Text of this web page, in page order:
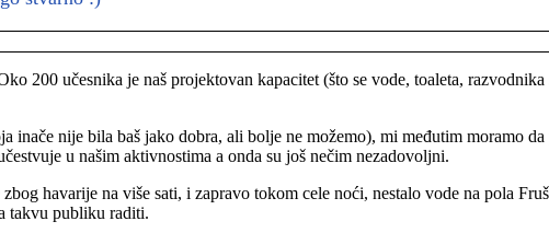
200 učesnika je naš projektovan kapacitet (što se vode, toaleta,
inače nije bila baš jako dobra, ali bolje ne možemo), mi međutim moramo
u našim aktivnostima a onda su još nečim nezadovoljni.
havarije na više sati, i zapravo tokom cele noći, nestalo vode na pola
takvu publiku raditi.